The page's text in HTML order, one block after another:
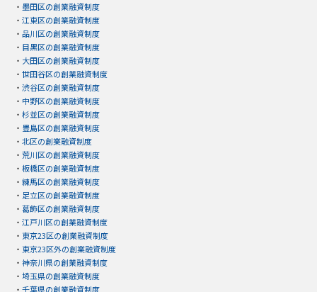
・ 墨田区の創業融資制度
・ 江東区の創業融資制度
・ 品川区の創業融資制度
・ 目黒区の創業融資制度
・ 大田区の創業融資制度
・ 世田谷区の創業融資制度
・ 渋谷区の創業融資制度
・ 中野区の創業融資制度
・ 杉並区の創業融資制度
・ 豊島区の創業融資制度
・ 北区の創業融資制度
・ 荒川区の創業融資制度
・ 板橋区の創業融資制度
・ 練馬区の創業融資制度
・ 足立区の創業融資制度
・ 葛飾区の創業融資制度
・ 江戸川区の創業融資制度
・ 東京23区の創業融資制度
・ 東京23区外の創業融資制度
・ 神奈川県の創業融資制度
・ 埼玉県の創業融資制度
・ 千葉県の創業融資制度